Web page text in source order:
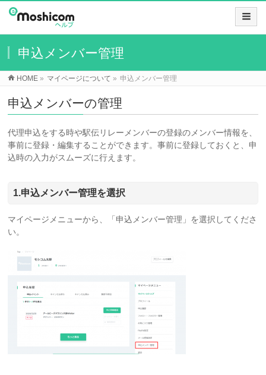
申込メンバー管理
HOME » マイページについて » 申込メンバー管理
申込メンバーの管理
代理申込をする時や駅伝リレーメンバーの登録のメンバー情報を、
事前に登録・編集することができます。事前に登録しておくと、申
込時の入力がスムーズに行えます。
1.申込メンバー管理を選択
マイページメニューから、「申込メンバー管理」を選択してくださ
い。